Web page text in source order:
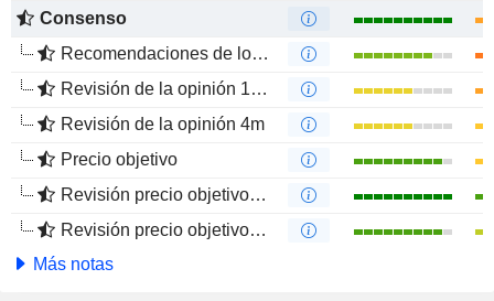
Consenso
Recomendaciones de los Analistas
Revisión de la opinión 12m
Revisión de la opinión 4m
Precio objetivo
Revisión precio objetivo 12 m
Revisión precio objetivo 4 m
Más notas